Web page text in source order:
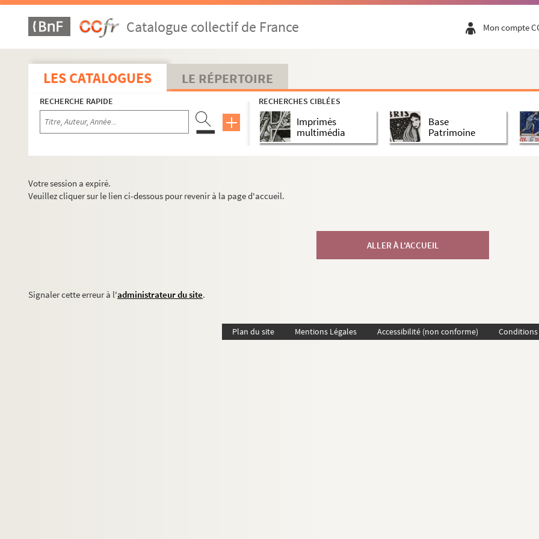
Catalogue collectif de France Mon compte
LES CATALOGUES LE RÉPERTOIRE
RECHERCHE RAPIDE RECHERCHES CIBLÉES
Imprimés
multimédia
Base
Patrimoine
Votre session a expiré.
Veuillez cliquer sur le lien ci-dessous pour revenir à la page d'accueil.
ALLER À L'ACCUEIL
Signaler cette erreur à l'administrateur du site.
Plan du site Mentions Légales Accessibilité (non conforme)